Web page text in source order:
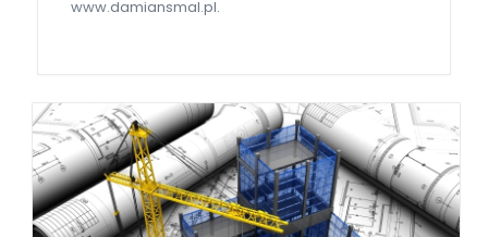
www.damiansmal.pl.